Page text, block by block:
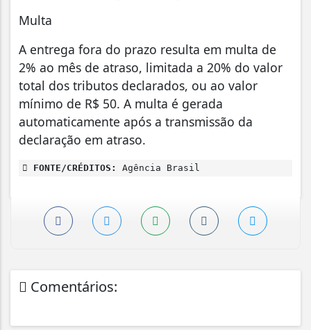
Multa
A entrega fora do prazo resulta em multa de
2% ao mês de atraso, limitada a 20% do valor
total dos tributos declarados, ou ao valor
mínimo de R$ 50. A multa é gerada
automaticamente após a transmissão da
declaração em atraso.
FONTE/CRÉDITOS: Agência Brasil
Comentários: